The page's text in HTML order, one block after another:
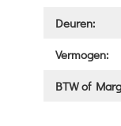
Deuren:
Vermogen:
BTW of